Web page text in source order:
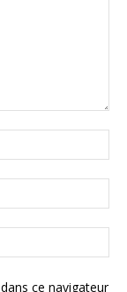
:*
:*
:
ce navigateur